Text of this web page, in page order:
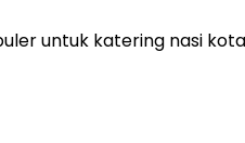
untuk katering nasi